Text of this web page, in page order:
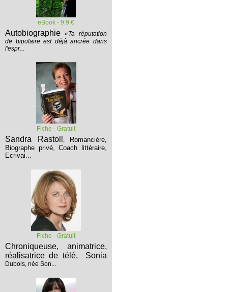
eBook - 9.9 €
Autobiographie «Ta réputation
de bipolaire est déjà ancrée dans
l'espr...
Fiche - Gratuit
Sandra Rastoll ,
Romancière,
Biographe privé, Coach littéraire,
Ecrivai...
Fiche - Gratuit
Chroniqueuse, animatrice,
réalisatrice de télé,
Sonia
Dubois, née Son...